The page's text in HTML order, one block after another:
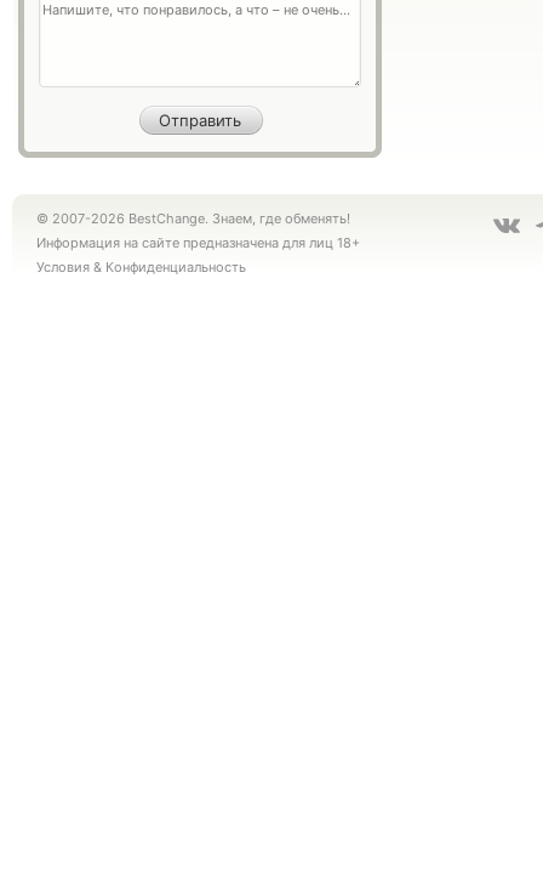
© 2007-2026 BestChange. Знаем, где обменять!
Информация на сайте предназначена для лиц 18+
Условия & Конфиденциальность